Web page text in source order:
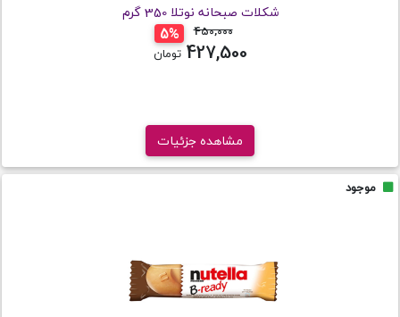
شکلات صبحانه نوتلا 350 گرم
5%
450,000تومان
427,500 تومان
مشاهده جزئیات
موجود